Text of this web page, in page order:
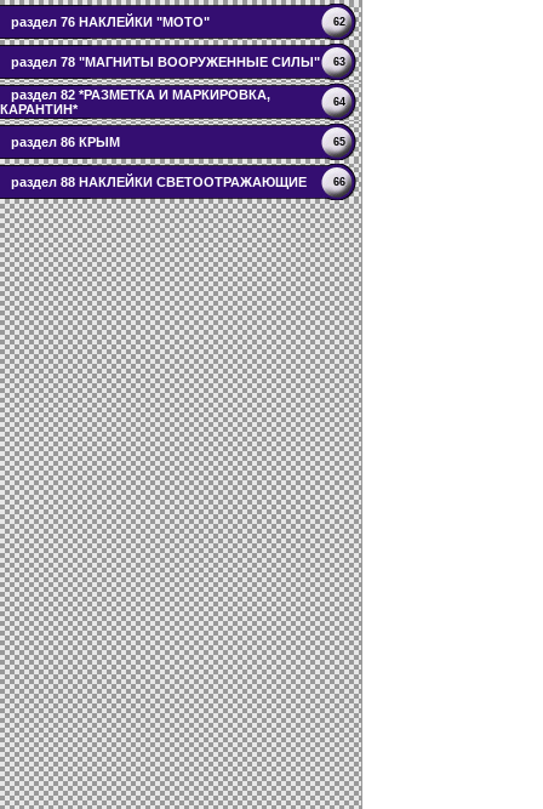
раздел 76 НАКЛЕЙКИ "МОТО" 62
раздел 78 "МАГНИТЫ ВООРУЖЕННЫЕ СИЛЫ" 63
раздел 82 *РАЗМЕТКА И МАРКИРОВКА,
КАРАНТИН*
64
раздел 86 КРЫМ 65
раздел 88 НАКЛЕЙКИ СВЕТООТРАЖАЮЩИЕ 66